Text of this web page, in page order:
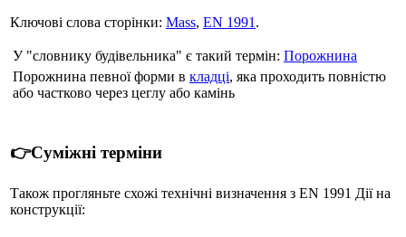
Ключові слова сторінки: Mass, EN 1991 .
У "словнику будівельника" є такий термін: Порожнина
Порожнина певної форми в кладці, яка проходить повністю
або частково через цеглу або камінь
👉Суміжні терміни
Також прогляньте схожі технічні визначення з EN 1991 Дії на
конструкції: